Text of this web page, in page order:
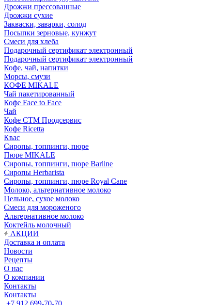
Дрожжи прессованные
Дрожжи сухие
Закваски, заварки, солод
Посыпки зерновые, кунжут
Смеси для хлеба
Подарочный сертификат электронный
Подарочный сертификат электронный
Кофе, чай, напитки
Морсы, смузи
КОФЕ MIKALE
Чай пакетированный
Кофе Face to Face
Чай
Кофе СТМ Продсервис
Кофе Ricetta
Квас
Сиропы, топпинги, пюре
Пюре MIKALE
Сиропы, топпинги, пюре Barline
Сиропы Herbarista
Сиропы, топпинги, пюре Royal Cane
Молоко, альтернативное молоко
Цельное, сухое молоко
Смеси для мороженого
Альтернативное молоко
Коктейль молочный
АКЦИИ
Доставка и оплата
Новости
Рецепты
О нас
О компании
Контакты
Контакты
+7 912 699-70-70